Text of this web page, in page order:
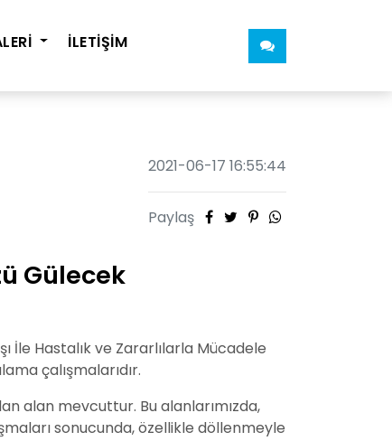
İLETİŞİM
2021-06-17 16:55:44
Paylaş
Gülecek
İle Hastalık ve Zararlılarla Mücadele
çalışmalarıdır.
alan mevcuttur. Bu alanlarımızda,
sonucunda, özellikle döllenmeyle